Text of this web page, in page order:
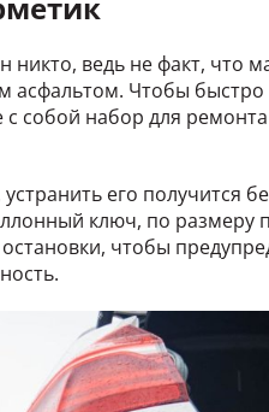
никто, ведь не факт, что
асфальтом. Чтобы быстро
с собой набор для
его получится
ключ, по размеру
чтобы